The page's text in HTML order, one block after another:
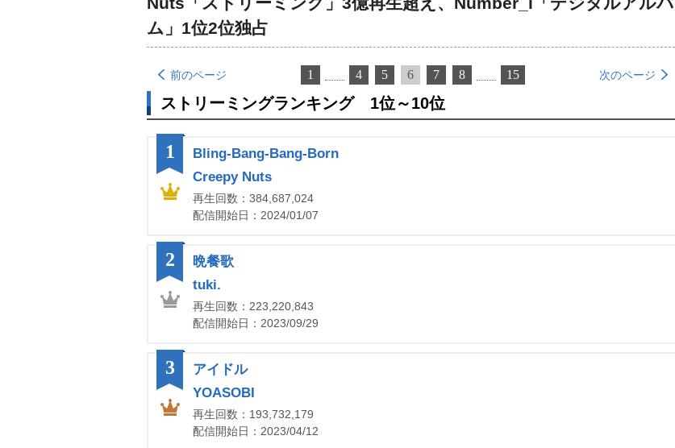
ム」1位2位独占
前のページ 1 4 5 6 7 8 15 次のページ
ストリーミングランキング 1位～10位
Bling-Bang-Bang-Born
Creepy Nuts
再生回数：384,687,024
配信開始日：2024/01/07
1
晩餐歌
tuki.
再生回数：223,220,843
配信開始日：2023/09/29
2
アイドル
YOASOBI
再生回数：193,732,179
配信開始日：2023/04/12
3